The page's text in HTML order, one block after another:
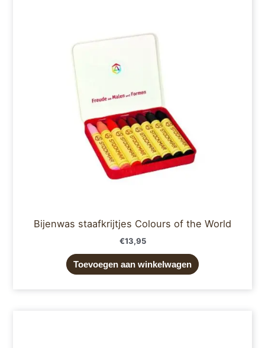
Bijenwas staafkrijtjes Colours of the World
€13,95
Toevoegen aan winkelwagen